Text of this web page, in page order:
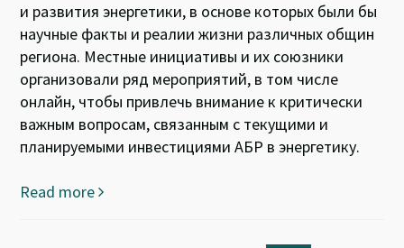
и развития энергетики, в основе которых были бы
научные факты и реалии жизни различных общин
региона. Местные инициативы и их союзники
организовали ряд мероприятий, в том числе
онлайн, чтобы привлечь внимание к критически
важным вопросам, связанным с текущими и
планируемыми инвестициями АБР в энергетику.
Read more